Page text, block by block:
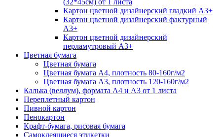
(32*45см) от 1 листа
Картон цветной дизайнерский гладкий А3+
Картон цветной дизайнерский фактурный
А3+
Картон цветной дизайнерский
перламутровый А3+
Цветная бумага
Цветная бумага
Цветная бумага А4, плотность 80-160г/м2
Цветная бумага А3, плотность 120-160г/м2
Калька (веллум), формата А4 и А3 от 1 листа
Переплетный картон
Пивной картон
Пенокартон
Крафт-бумага, рисовая бумага
Самоклеящиеся этикетки